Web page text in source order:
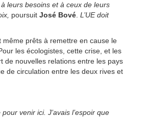
leurs besoins et à ceux de leurs
poursuit José Bové L’UE doit
même prêts à remettre en cause le
les écologistes, cette crise, et les
de nouvelles relations entre les pays
de circulation entre les deux rives et
venir ici. J’avais l’espoir que